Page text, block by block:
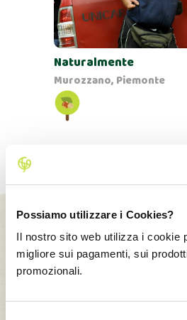
Possiamo utilizzare i Cookies?
Il nostro sito web utilizza i cookie
migliore sui pagamenti, sui
promozionali.
Naturalmente
Murozzano, Piemonte